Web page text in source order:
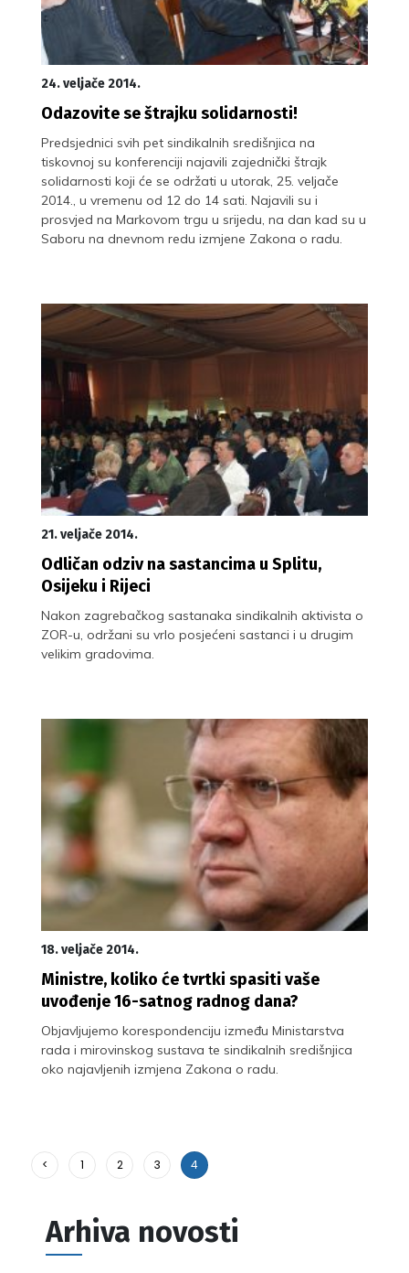
24. veljače 2014.
Odazovite se štrajku solidarnosti!
Predsjednici svih pet sindikalnih središnjica na
tiskovnoj su konferenciji najavili zajednički štrajk
solidarnosti koji će se održati u utorak, 25. veljače
2014., u vremenu od 12 do 14 sati. Najavili su i
prosvjed na Markovom trgu u srijedu, na dan kad su u
Saboru na dnevnom redu izmjene Zakona o radu.
21. veljače 2014.
Odličan odziv na sastancima u Splitu,
Osijeku i Rijeci
Nakon zagrebačkog sastanaka sindikalnih aktivista o
ZOR-u, održani su vrlo posjećeni sastanci i u drugim
velikim gradovima.
18. veljače 2014.
Ministre, koliko će tvrtki spasiti vaše
uvođenje 16-satnog radnog dana?
Objavljujemo korespondenciju između Ministarstva
rada i mirovinskog sustava te sindikalnih središnjica
oko najavljenih izmjena Zakona o radu.
< 1 2 3 4
Arhiva novosti